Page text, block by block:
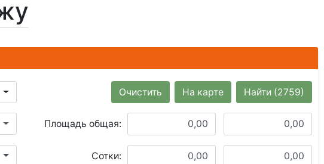
Найти (2759)
На карте
Очистить
Площадь общая:
Сотки: